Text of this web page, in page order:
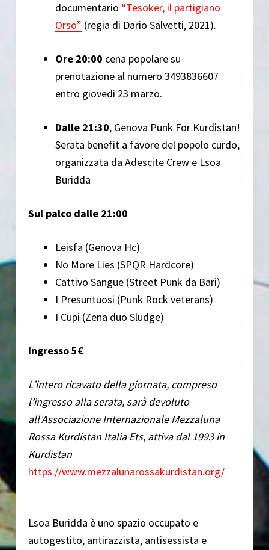
documentario “Tesoker, il partigiano
Orso” (regia di Dario Salvetti, 2021).
Ore 20:00 cena popolare su
prenotazione al numero 3493836607
entro giovedi 23 marzo.
Dalle 21:30, Genova Punk For Kurdistan!
Serata benefit a favore del popolo curdo,
organizzata da Adescite Crew e Lsoa
Buridda
Sul palco dalle 21:00
Leisfa (Genova Hc)
No More Lies (SPQR Hardcore)
Cattivo Sangue (Street Punk da Bari)
I Presuntuosi (Punk Rock veterans)
I Cupi (Zena duo Sludge)
Ingresso 5€
L’intero ricavato della giornata, compreso
l’ingresso alla serata, sarà devoluto
all’Associazione Internazionale Mezzaluna
Rossa Kurdistan Italia Ets, attiva dal 1993 in
Kurdistan
https://www.mezzalunarossakurdistan.org/
Lsoa Buridda è uno spazio occupato e
autogestito, antirazzista, antisessista e